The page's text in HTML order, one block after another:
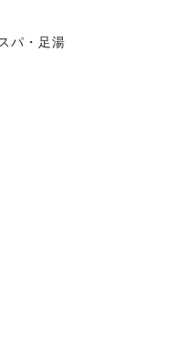
スパ・足湯